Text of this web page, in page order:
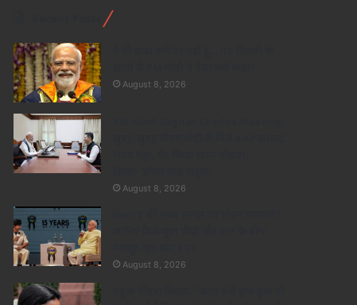
August 8, 2026
August 8, 2026
August 8, 2026